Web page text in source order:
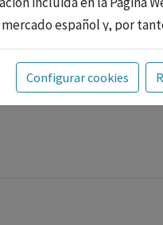
español y, por
legalmente
medicamentos con
información técnica de los
Configurar cookies